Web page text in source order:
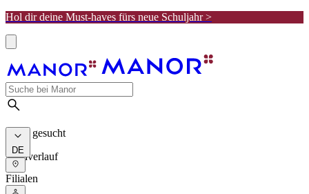
Hol dir deine Must-haves fürs neue Schuljahr >
Meist gesucht
Suchverlauf
DE
Filialen